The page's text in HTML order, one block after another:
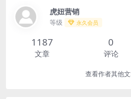
虎妞营销
等级 永久会员
1187
文章
0
评论
查看作者其他